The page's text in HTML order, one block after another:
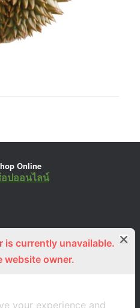
Online
ปออนไลน์
Farm Cafe
หารอินทรีย์
is currently unavailable.
website owner.
your experience and